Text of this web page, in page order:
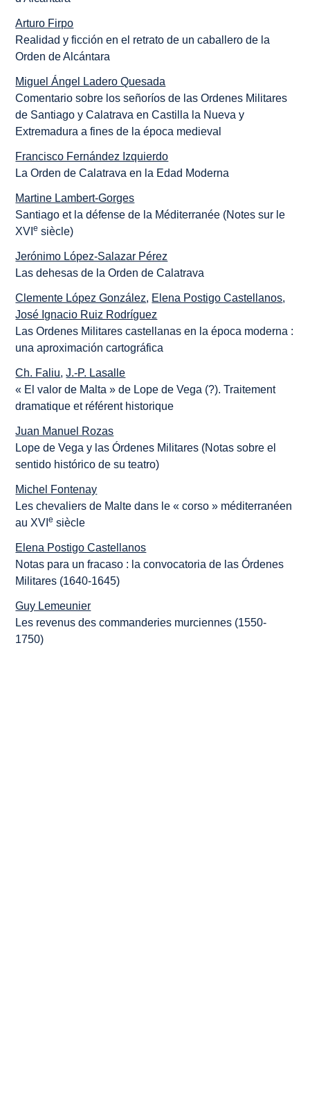
Arturo Firpo
Realidad y ficción en el retrato de un caballero de la
Orden de Alcántara
Miguel Ángel Ladero Quesada
Comentario sobre los señoríos de las Ordenes Militares
de Santiago y Calatrava en Castilla la Nueva y
Extremadura a fines de la época medieval
Francisco Fernández Izquierdo
La Orden de Calatrava en la Edad Moderna
Martine Lambert-Gorges
Santiago et la défense de la Méditerranée (Notes sur le
XVIe siècle)
Jerónimo López-Salazar Pérez
Las dehesas de la Orden de Calatrava
Clemente López González, Elena Postigo Castellanos,
José Ignacio Ruiz Rodríguez
Las Ordenes Militares castellanas en la época moderna :
una aproximación cartográfica
Ch. Faliu,J.-P. Lasalle
« El valor de Malta » de Lope de Vega (?). Traitement
dramatique et référent historique
Juan Manuel Rozas
Lope de Vega y las Órdenes Militares (Notas sobre el
sentido histórico de su teatro)
Michel Fontenay
Les chevaliers de Malte dans le « corso » méditerranéen
au XVIe siècle
Elena Postigo Castellanos
Notas para un fracaso : la convocatoria de las Órdenes
Militares (1640-1645)
Guy Lemeunier
Les revenus des commanderies murciennes (1550-
1750)